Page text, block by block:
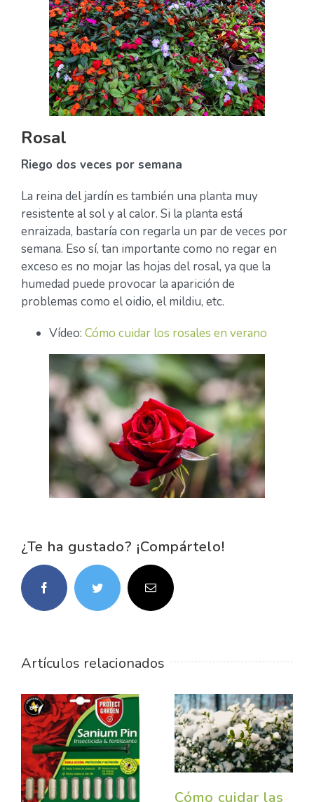
Rosal
Riego dos veces por semana
La reina del jardín es también una planta muy
resistente al sol y al calor. Si la planta está
enraizada, bastaría con regarla un par de veces por
semana. Eso sí, tan importante como no regar en
exceso es no mojar las hojas del rosal, ya que la
humedad puede provocar la aparición de
problemas como el oidio, el mildiu, etc.
Vídeo: Cómo cuidar los rosales en verano
¿Te ha gustado? ¡Compártelo!
Facebook Twitter
Correo
electrónico
Artículos relacionados
Cómo cuidar las